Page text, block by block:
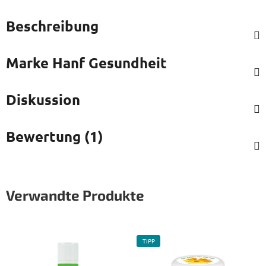
Beschreibung
Marke Hanf Gesundheit
Diskussion
Bewertung (1)
Verwandte Produkte
TIPP